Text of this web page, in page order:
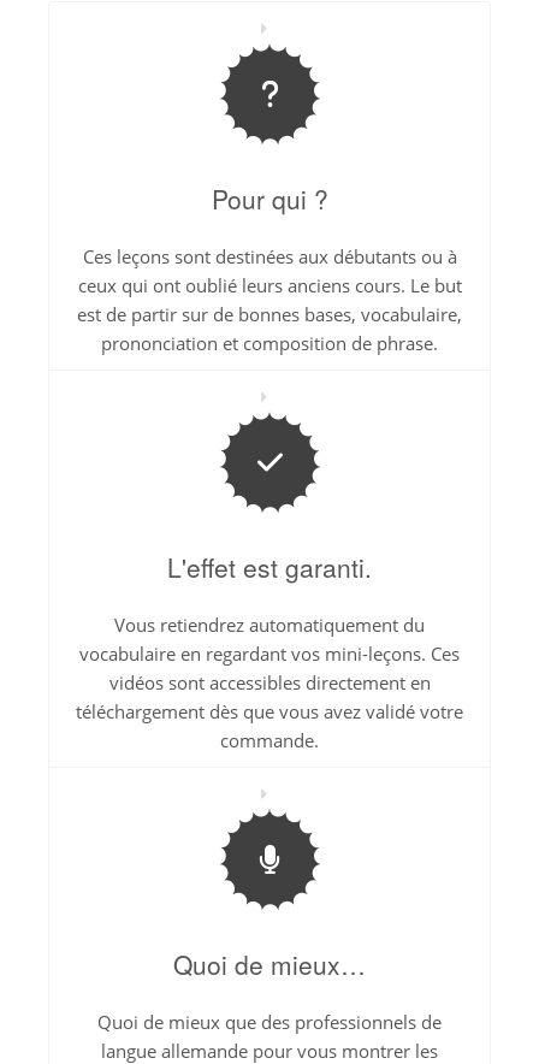
Pour qui ?
Ces leçons sont destinées aux débutants ou à
ceux qui ont oublié leurs anciens cours. Le but
est de partir sur de bonnes bases, vocabulaire,
prononciation et composition de phrase.
L'effet est garanti.
Vous retiendrez automatiquement du
vocabulaire en regardant vos mini-leçons. Ces
vidéos sont accessibles directement en
téléchargement dès que vous avez validé votre
commande.
Quoi de mieux…
Quoi de mieux que des professionnels de
langue allemande pour vous montrer les